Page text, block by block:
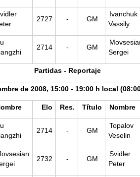
2727 - GM
Ivanchuk
Vassily
2714 - GM
Sergei
Partidas - Reportaje
de 2008, 15:00 - 19:00 h local
Elo Res. Título Nombre
2714 - GM
Topalov
Veselin
2732 - GM
Svidler
Peter